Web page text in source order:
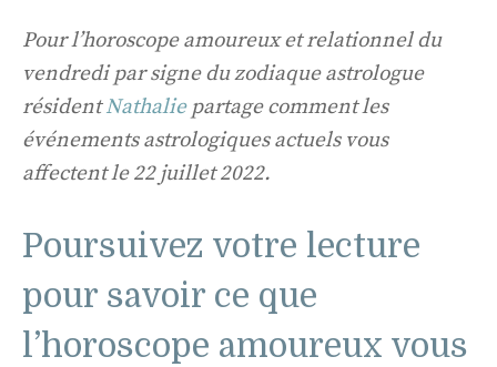
Pour l’horoscope amoureux et relationnel du
vendredi par signe du zodiaque astrologue
résidentNathaliepartage comment les
événements astrologiques actuels vous
affectent le 22 juillet 2022.
Poursuivez votre lecture
pour savoir ce que
l’horoscope amoureux vous